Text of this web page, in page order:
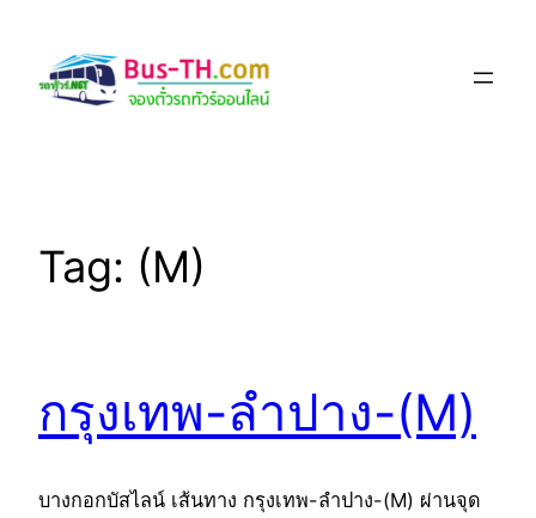
content
Tag: (M)
กรุงเทพ-ลำปาง-(M)
บางกอกบัสไลน์ เส้นทาง กรุงเทพ-ลำปาง-(M) ผ่านจุด